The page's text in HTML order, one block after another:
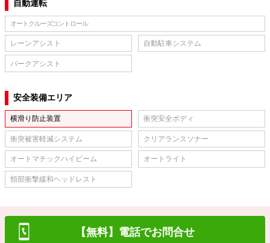
自動運転
オートクルーズコントロール
レーンアシスト 自動駐車システム
パークアシスト
安全装備エリア
横滑り防止装置 衝突安全ボディ
衝突被害軽減システム クリアランスソナー
オートマチックハイビーム オートライト
頸部衝撃緩和ヘッドレスト
【無料】電話でお問合せ